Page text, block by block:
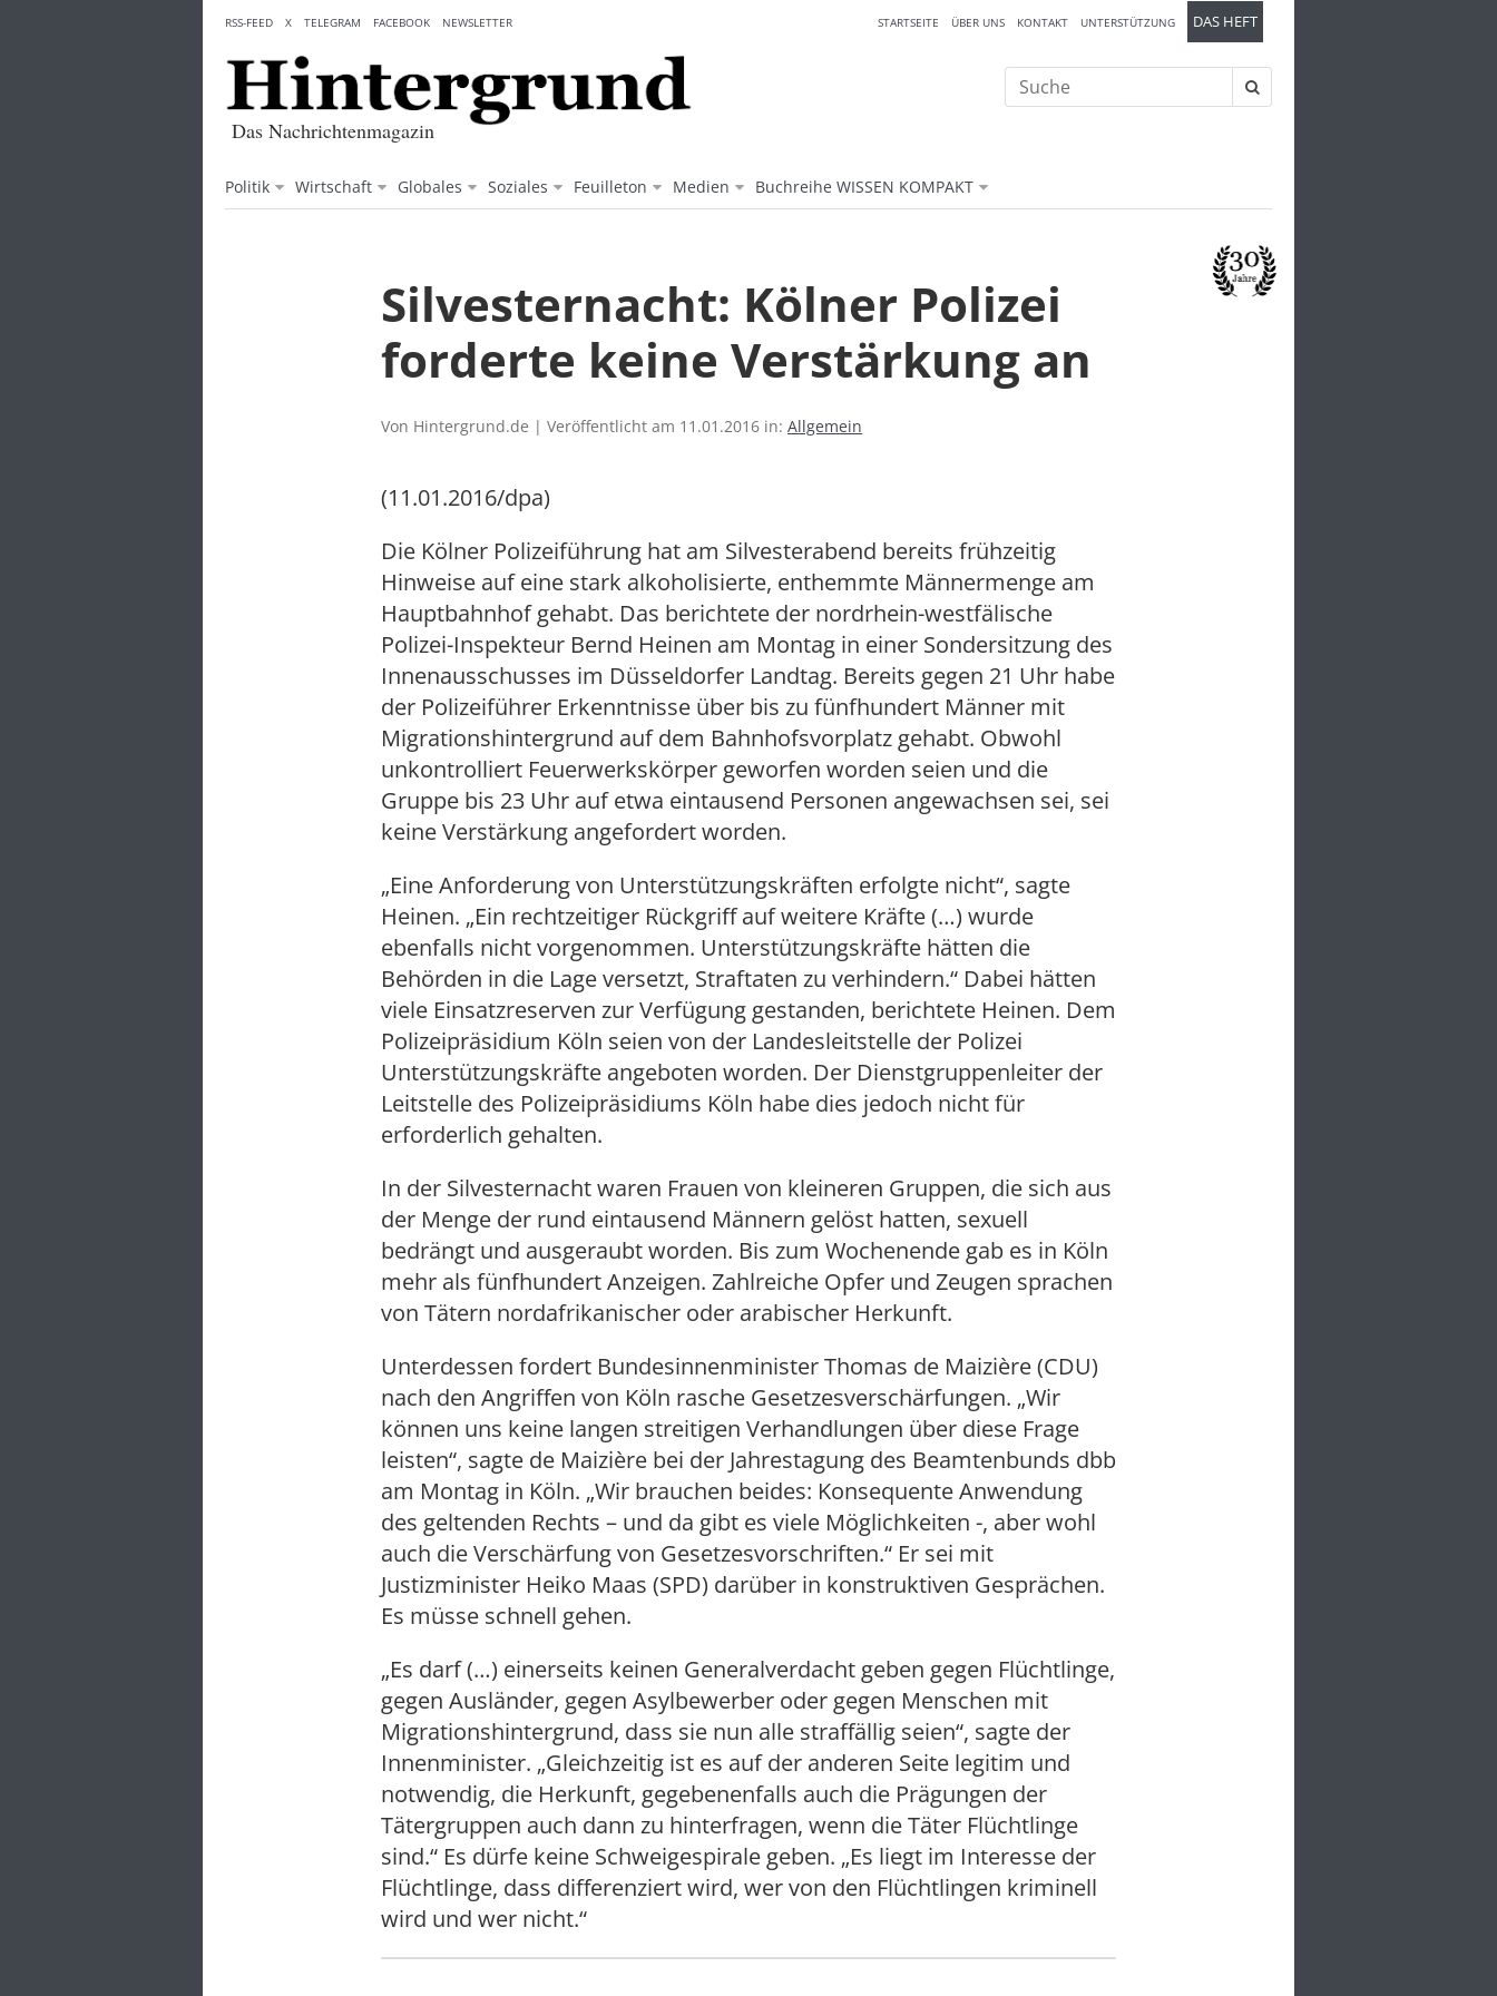
content
Das Nachrichtenmagazin
Politik Wirtschaft Globales Soziales Feuilleton Medien Buchreihe WISSEN KOMPAKT
STARTSEITE ÜBER UNS KONTAKT UNTERSTÜTZUNG DAS HEFT
RSS-FEED X TELEGRAM FACEBOOK NEWSLETTER
Suche
nach:
Silvesternacht: Kölner Polizei
forderte keine Verstärkung an
Von Hintergrund.de | Veröffentlicht am 11.01.2016 in: Allgemein
(11.01.2016/dpa)
Die Kölner Polizeiführung hat am Silvesterabend bereits frühzeitig
Hinweise auf eine stark alkoholisierte, enthemmte Männermenge am
Hauptbahnhof gehabt. Das berichtete der nordrhein-westfälische
Polizei-Inspekteur Bernd Heinen am Montag in einer Sondersitzung des
Innenausschusses im Düsseldorfer Landtag. Bereits gegen 21 Uhr habe
der Polizeiführer Erkenntnisse über bis zu fünfhundert Männer mit
Migrationshintergrund auf dem Bahnhofsvorplatz gehabt. Obwohl
unkontrolliert Feuerwerkskörper geworfen worden seien und die
Gruppe bis 23 Uhr auf etwa eintausend Personen angewachsen sei, sei
keine Verstärkung angefordert worden.
„Eine Anforderung von Unterstützungskräften erfolgte nicht“, sagte
Heinen. „Ein rechtzeitiger Rückgriff auf weitere Kräfte (…) wurde
ebenfalls nicht vorgenommen. Unterstützungskräfte hätten die
Behörden in die Lage versetzt, Straftaten zu verhindern.“ Dabei hätten
viele Einsatzreserven zur Verfügung gestanden, berichtete Heinen. Dem
Polizeipräsidium Köln seien von der Landesleitstelle der Polizei
Unterstützungskräfte angeboten worden. Der Dienstgruppenleiter der
Leitstelle des Polizeipräsidiums Köln habe dies jedoch nicht für
erforderlich gehalten.
In der Silvesternacht waren Frauen von kleineren Gruppen, die sich aus
der Menge der rund eintausend Männern gelöst hatten, sexuell
bedrängt und ausgeraubt worden. Bis zum Wochenende gab es in Köln
mehr als fünfhundert Anzeigen. Zahlreiche Opfer und Zeugen sprachen
von Tätern nordafrikanischer oder arabischer Herkunft.
Unterdessen fordert Bundesinnenminister Thomas de Maizière (CDU)
nach den Angriffen von Köln rasche Gesetzesverschärfungen. „Wir
können uns keine langen streitigen Verhandlungen über diese Frage
leisten“, sagte de Maizière bei der Jahrestagung des Beamtenbunds dbb
am Montag in Köln. „Wir brauchen beides: Konsequente Anwendung
des geltenden Rechts – und da gibt es viele Möglichkeiten -, aber wohl
auch die Verschärfung von Gesetzesvorschriften.“ Er sei mit
Justizminister Heiko Maas (SPD) darüber in konstruktiven Gesprächen.
Es müsse schnell gehen.
„Es darf (…) einerseits keinen Generalverdacht geben gegen Flüchtlinge,
gegen Ausländer, gegen Asylbewerber oder gegen Menschen mit
Migrationshintergrund, dass sie nun alle straffällig seien“, sagte der
Innenminister. „Gleichzeitig ist es auf der anderen Seite legitim und
notwendig, die Herkunft, gegebenenfalls auch die Prägungen der
Tätergruppen auch dann zu hinterfragen, wenn die Täter Flüchtlinge
sind.“ Es dürfe keine Schweigespirale geben. „Es liegt im Interesse der
Flüchtlinge, dass differenziert wird, wer von den Flüchtlingen kriminell
wird und wer nicht.“